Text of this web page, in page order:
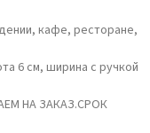
кафе, ресторане,
6 см, ширина с ручкой
НА ЗАКАЗ.СРОК